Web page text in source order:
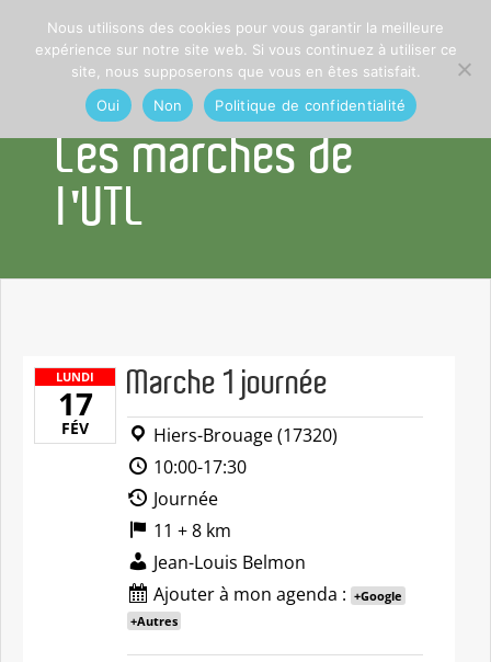
Les marches de
l'UTL
LUNDI
17
FÉV
Marche 1 journée
Hiers-Brouage (17320)
10:00-17:30
Journée
11 + 8 km
Jean-Louis Belmon
Ajouter à mon agenda : +Google
+Autres
Nous utilisons des cookies pour vous garantir la meilleure
expérience sur notre site web. Si vous continuez à utiliser ce
site, nous supposerons que vous en êtes satisfait.
Oui
Non Politique de confidentialité